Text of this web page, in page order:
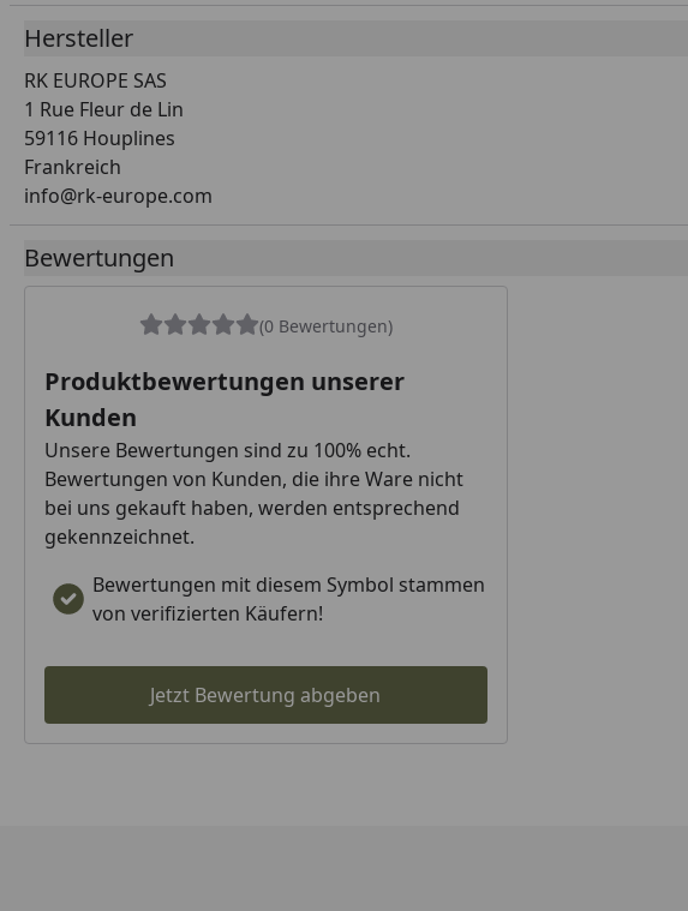
Hersteller
RK EUROPE SAS
1 Rue Fleur de Lin
59116 Houplines
Frankreich
info@rk-europe.com
Bewertungen
(0 Bewertungen)
Produktbewertungen unserer
Kunden
Unsere Bewertungen sind zu 100% echt.
Bewertungen von Kunden, die ihre Ware nicht
bei uns gekauft haben, werden entsprechend
gekennzeichnet.
Bewertungen mit diesem Symbol stammen
von verifizierten Käufern!
Jetzt Bewertung abgeben